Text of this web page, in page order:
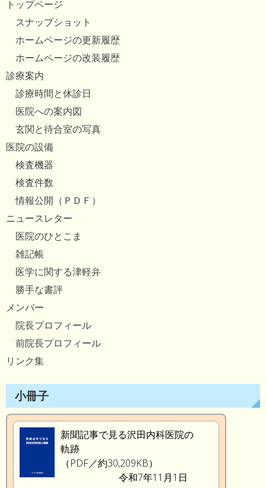
トップページ
スナップショット
ホームページの更新履歴
ホームページの改装履歴
診療案内
診療時間と休診日
医院への案内図
玄関と待合室の写真
医院の設備
検査機器
検査件数
情報公開（ＰＤＦ）
ニュースレター
医院のひとこま
雑記帳
医学に関する津軽弁
勝手な書評
メンバー
院長プロフィール
前院長プロフィール
リンク集
小冊子
新聞記事で見る沢田内科医院の
軌跡
（PDF／約30,209KB）
令和7年11月1日